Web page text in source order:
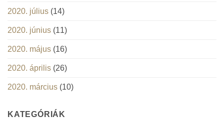
2020. július (14)
2020. június (11)
2020. május (16)
2020. április (26)
2020. március (10)
KATEGÓRIÁK